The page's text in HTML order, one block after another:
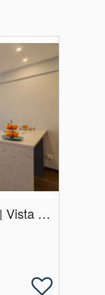
Apartamento T1 Renovado | Vista Mar, Serra e Cidade | Quarteira